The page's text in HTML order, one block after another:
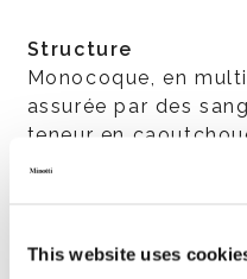
This website uses
Structure
Monocoque, en
assurée par des
teneur en
structure en
résilience, constitué
Toute la structure